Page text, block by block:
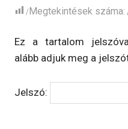
Megtekintések száma:
Ez a tartalom
alább adjuk meg a
Jelszó: